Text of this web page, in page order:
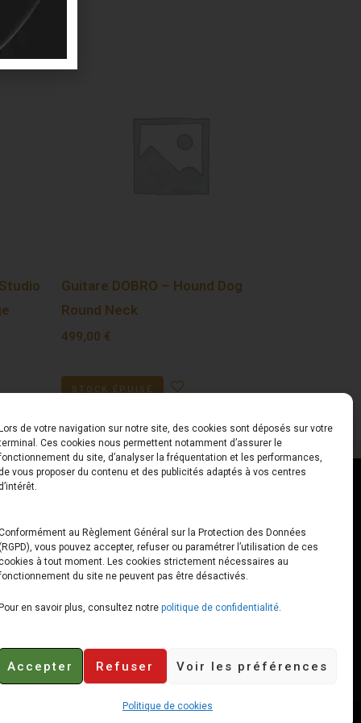
de votre navigation sur notre site, des cookies sont déposés sur votre
Ces cookies nous permettent notamment d’assurer le
du site, d’analyser la fréquentation et les performances,
vous proposer du contenu et des publicités adaptés à vos centres
au Règlement Général sur la Protection des Données
vous pouvez accepter, refuser ou paramétrer l’utilisation de ces
à tout moment. Les cookies strictement nécessaires au
du site ne peuvent pas être désactivés.
en savoir plus, consultez notre politique de confidentialité.
Accepter Refuser Voir les préférences
Politique de cookies
Guitare DOBRO – Hound Dog
Round Neck
499,00 €
STOCK ÉPUISÉ
loops.fr
Du Lundi au Vendredi
10h00 – 12h30 // 14h00 –
19h00
Le Samedi
18h00